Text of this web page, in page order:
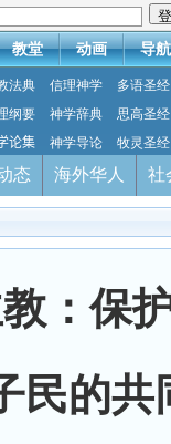
教堂 动画 导航
法典 信理神学
多语圣经
纲要 神学辞典
思高圣经
论集 神学导论 牧灵圣经
态 海外华人 社
：保
民的共